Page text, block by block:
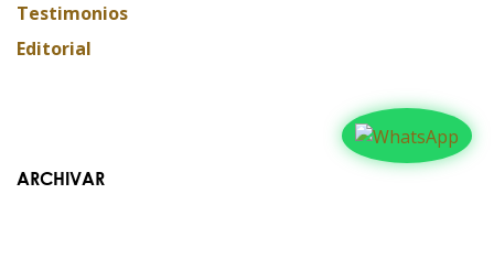
Testimonios
Editorial
ARCHIVAR